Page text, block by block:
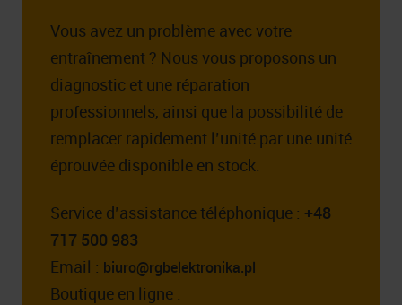
Vous avez un problème avec votre
entraînement ? Nous vous proposons un
diagnostic et une réparation
professionnels, ainsi que la possibilité de
remplacer rapidement l’unité par une unité
éprouvée disponible en stock.
Service d’assistance téléphonique : +48
717 500 983
Email : biuro@rgbelektronika.pl
Boutique en ligne :